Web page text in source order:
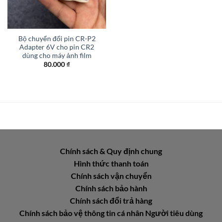
Bộ chuyển đổi pin CR-P2
Adapter 6V cho pin CR2
dùng cho máy ảnh film
80.000₫
Chính sách & Quy định chung
Hình thức thanh toán
Chính sách vận chuyển
Chính sách bảo hành
Chính sách đổi trả hàng
Chính sách bảo vệ thông tin cá nhân Người tiêu dùng